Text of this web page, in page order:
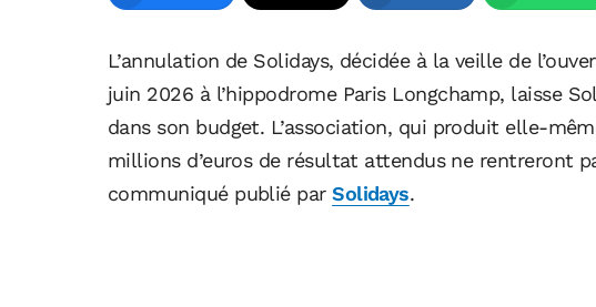
L’annulation de Solidays, décidée à la veille de
juin 2026 à l’hippodrome Paris Longchamp, laisse
dans son budget. L’association, qui produit elle-
millions d’euros de résultat attendus ne rentreront
communiqué publié parSolidays.